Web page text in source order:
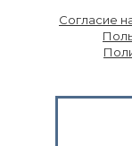
Согласие